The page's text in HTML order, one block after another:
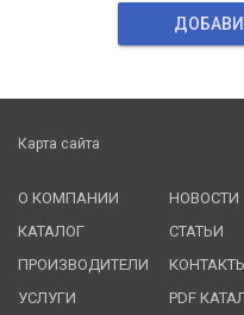
Карта сайта
О КОМПАНИИ
КАТАЛОГ
ПРОИЗВОДИТЕЛИ
УСЛУГИ
НОВОСТИ
СТАТЬИ
PDF